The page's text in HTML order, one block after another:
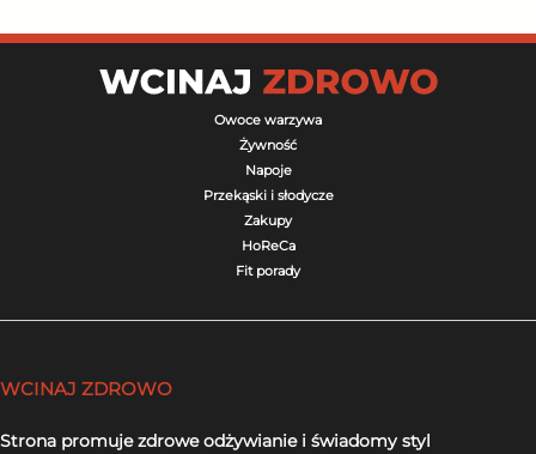
Owoce warzywa
Żywność
Napoje
Przekąski i słodycze
Zakupy
HoReCa
Fit porady
WCINAJ ZDROWO
Strona promuje zdrowe odżywianie i świadomy styl